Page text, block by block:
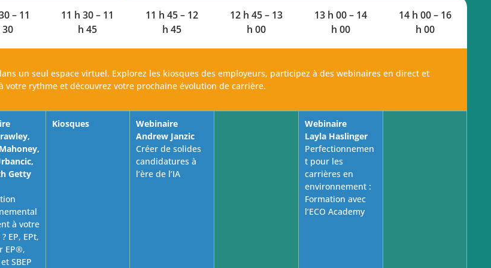
– 11
30
11 h 30 – 11
h 45
11 h 45 – 12
h 45
12 h 45 – 13
h 00
13 h 00 – 14
h 00
14 h 00 – 16
h 00
un seul espace virtuel. Explorez les kiosques des employeurs, participez à des webinaires en direct et
votre rythme et découvrez votre prochaine évolution de carrière.
Getty
à votre
EP, EPt,
EP®,
SBEP
Kiosques
Webinaire
Andrew Janzic
Créer de solides
candidatures à
l’ère de l’IA
Webinaire
Layla Haslinger
Perfectionnemen
t pour les
carrières en
environnement :
Formation avec
l’ECO Academy